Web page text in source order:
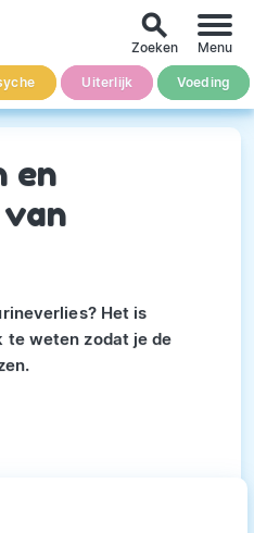
Uiterlijk Voeding
search
Zoeken Menu
en
Het is
te weten zodat je de